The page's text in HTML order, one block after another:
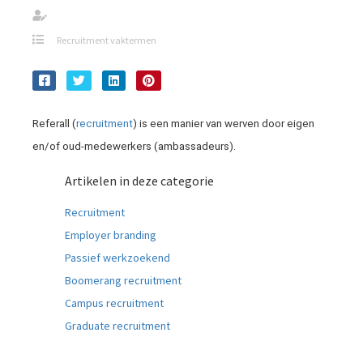
Recruitment vaktermen
Referall (recruitment) is een manier van werven door eigen
en/of oud-medewerkers (ambassadeurs).
Artikelen in deze categorie
Recruitment
Employer branding
Passief werkzoekend
Boomerang recruitment
Campus recruitment
Graduate recruitment